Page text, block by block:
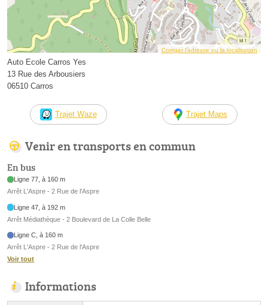
Corriger l’adresse ou la localisation
Auto Ecole Carros Yes
13 Rue des Arbousiers
06510 Carros
Trajet Waze Trajet Maps
Venir en transports en commun
En bus
Ligne 77, à 160 m
Arrêt L'Aspre - 2 Rue de l'Aspre
Ligne 47, à 192 m
Arrêt Médiathèque - 2 Boulevard de La Colle Belle
Ligne C, à 160 m
Arrêt L'Aspre - 2 Rue de l'Aspre
Voir tout
Informations